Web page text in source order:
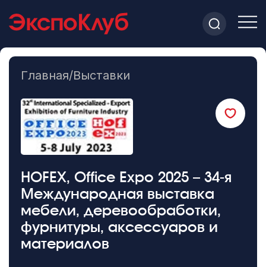
Главная/Выставки
HOFEX, Office Expo 2025 – 34-я
Международная выставка
мебели, деревообработки,
фурнитуры, аксессуаров и
материалов